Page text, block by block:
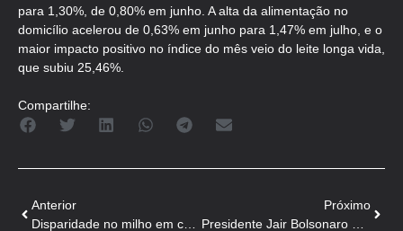
para 1,30%, de 0,80% em junho. A alta da alimentação no
domicílio acelerou de 0,63% em junho para 1,47% em julho, e o
maior impacto positivo no índice do mês veio do leite longa vida,
que subiu 25,46%.
Compartilhe:
Anterior
Próximo